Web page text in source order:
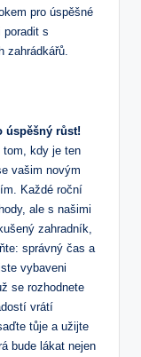
pro úspěšné
s
zahrádkářů.
úspěšný růst!
tom, kdy je ten
vašim novým
Každé roční
ale s našimi
zahradník,
správný čas a
vybaveni
se rozhodnete
vrátí
tůje a užijte
bude lákat nejen